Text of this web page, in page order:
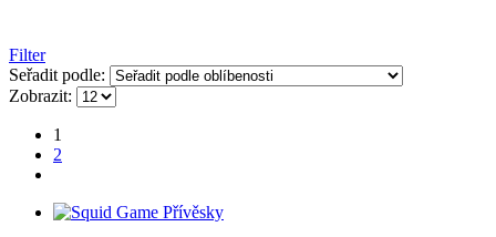
Filter
Seřadit podle:
Zobrazit:
1
2